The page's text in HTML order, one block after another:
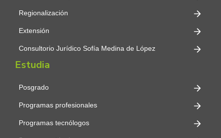
Regionalización
Extensión
Consultorio Jurídico Sofía Medina de López
Estudia
Posgrado
Programas profesionales
Programas tecnólogos